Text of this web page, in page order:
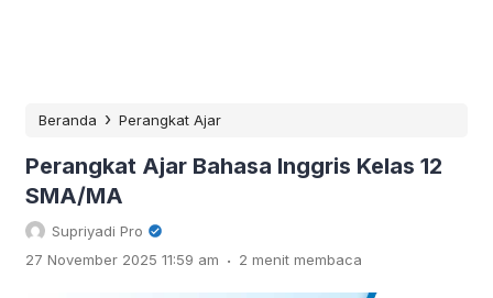
Beranda › Perangkat Ajar
Perangkat Ajar Bahasa Inggris Kelas 12
SMA/MA
Supriyadi Pro
27 November 2025 11:59 am . 2 menit membaca